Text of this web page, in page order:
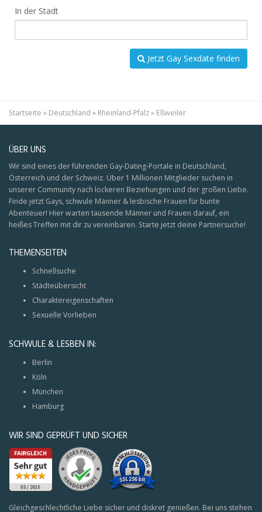
In der Stadt
Jetzt Gay Sexdate finden
Startseite » Deutschland » Rheinland-Pfalz» Eßweiler
ÜBER UNS
Wir sind eines der führenden Gay-Dating-Portale in Deutschland,
Österreich und der Schweiz. Über 1 Millionen Mitglieder suchen in
unserer Community nach lockeren Beziehungen und der großen Liebe.
Finde jetzt Gays, schwule Männer & lesbische Frauen für bunte
Abenteuer! Hier warten tausende Männer und Frauen darauf, ein
heißes Treffen mit dir zu vereinbaren. Starte jetzt deine Partnersuche!
THEMENSEITEN
Schnellsuche
Städteübersicht
Charaktereigenschaften
Sexuelle Vorlieben
SCHWULE & LESBEN IN:
Berlin
Köln
München
Hamburg
WIR SIND GEPRÜFT UND SICHER
Gleichgeschlechtliche Liebe sicher und diskret genießen. Bei uns stehen